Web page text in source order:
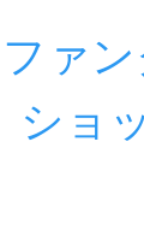
ファ
ショ